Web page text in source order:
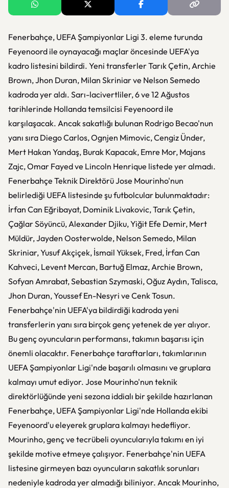
Fenerbahçe, UEFA Şampiyonlar Ligi 3. eleme turunda
Feyenoord ile oynayacağı maçlar öncesinde UEFA'ya
kadro listesini bildirdi. Yeni transferler Tarık Çetin, Archie
Brown, Jhon Duran, Milan Skriniar ve Nelson Semedo
kadroda yer aldı. Sarı-lacivertliler, 6 ve 12 Ağustos
tarihlerinde Hollanda temsilcisi Feyenoord ile
karşılaşacak. Ancak sakatlığı bulunan Rodrigo Becao'nun
yanı sıra Diego Carlos, Ognjen Mimovic, Cengiz Ünder,
Mert Hakan Yandaş, Burak Kapacak, Emre Mor, Majans
Zajc, Omar Fayed ve Lincoln Henrique listede yer almadı.
Fenerbahçe Teknik Direktörü Jose Mourinho'nun
belirlediği UEFA listesinde şu futbolcular bulunmaktadır:
İrfan Can Eğribayat, Dominik Livakovic, Tarık Çetin,
Çağlar Söyüncü, Alexander Djiku, Yiğit Efe Demir, Mert
Müldür, Jayden Oosterwolde, Nelson Semedo, Milan
Skriniar, Yusuf Akçiçek, İsmail Yüksek, Fred, İrfan Can
Kahveci, Levent Mercan, Bartuğ Elmaz, Archie Brown,
Sofyan Amrabat, Sebastian Szymaski, Oğuz Aydın, Talisca,
Jhon Duran, Youssef En-Nesyri ve Cenk Tosun.
Fenerbahçe'nin UEFA'ya bildirdiği kadroda yeni
transferlerin yanı sıra birçok genç yetenek de yer alıyor.
Bu genç oyuncuların performansı, takımın başarısı için
önemli olacaktır. Fenerbahçe taraftarları, takımlarının
UEFA Şampiyonlar Ligi'nde başarılı olmasını ve gruplara
kalmayı umut ediyor. Jose Mourinho'nun teknik
direktörlüğünde yeni sezona iddialı bir şekilde hazırlanan
Fenerbahçe, UEFA Şampiyonlar Ligi'nde Hollanda ekibi
Feyenoord'u eleyerek gruplara kalmayı hedefliyor.
Mourinho, genç ve tecrübeli oyuncularıyla takımı en iyi
şekilde motive etmeye çalışıyor. Fenerbahçe'nin UEFA
listesine girmeyen bazı oyuncuların sakatlık sorunları
nedeniyle kadroda yer almadığı biliniyor. Ancak Mourinho,